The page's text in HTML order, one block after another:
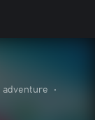
adventure
•